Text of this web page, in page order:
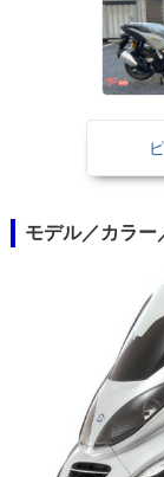
モデル／カラー